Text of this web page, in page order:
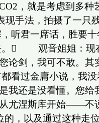
，就是考虑到多种
法，拍摄了一只
君一席话，胜要十
 观音姐姐：现在
论剑，我可不敢。
过金庸小说，我没
是我还是没看懂。
尤涅斯库开始——不
，以及通过这种走